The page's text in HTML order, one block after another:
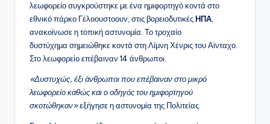
λεωφορείο συγκρούστηκε με ένα ημιφορτηγό κοντά στο
εθνικό πάρκο Γέλοουστοουν, στις βορειοδυτικέςΗΠΑ,
ανακοίνωσε η τοπική αστυνομία. Το τροχαίο
δυστύχημα σημειώθηκε κοντά στη Λίμνη Χένρις του Αϊνταχο.
Στο λεωφορείο επέβαιναν 14 άνθρωποι.
«Δυστυχώς, έξι άνθρωποι που επέβαιναν στο μικρό
λεωφορείο καθώς και ο οδηγός του ημιφορτηγού
σκοτώθηκαν»εξήγησε η αστυνομία της Πολιτείας.